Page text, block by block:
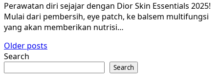
Perawatan diri sejajar dengan Dior Skin Essentials 2025!
Mulai dari pembersih, eye patch, ke balsem multifungsi
yang akan memberikan nutrisi…
Posts
navigation
Older posts
Search
Search